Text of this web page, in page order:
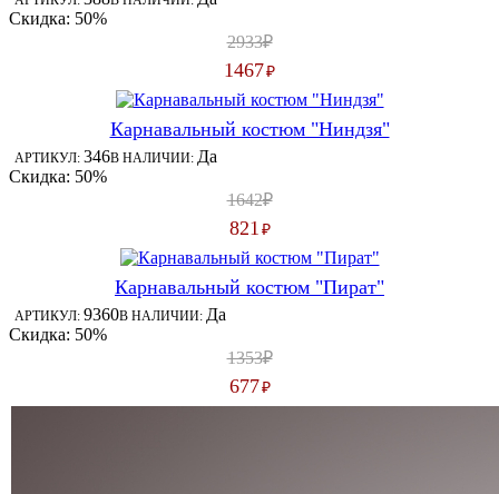
Скидка: 50%
2933₽
1467₽
Карнавальный костюм "Ниндзя"
АРТИКУЛ: 346В НАЛИЧИИ: Да
Скидка: 50%
1642₽
821 ₽
Карнавальный костюм "Пират"
АРТИКУЛ: 9360В НАЛИЧИИ: Да
Скидка: 50%
1353₽
677₽